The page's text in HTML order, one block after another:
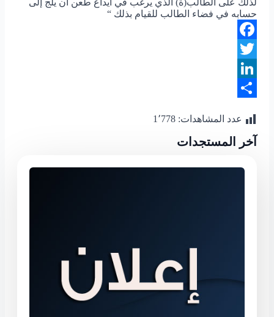
لذلك على الطالب(ة) الذي يرغب في ايداع طعن أن يلج إلى
حسابه في فضاء الطالب للقيام بذلك “
Facebook
Twitter
LinkedIn
عدد المشاهدات: 1٬778
آخر المستجدات